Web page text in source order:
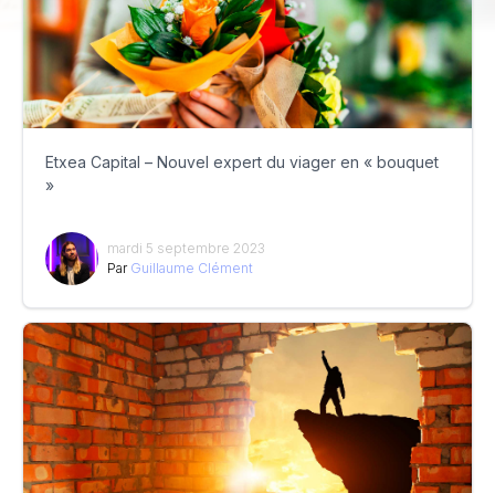
Etxea Capital – Nouvel expert du viager en « bouquet
»
mardi 5 septembre 2023
Par Guillaume Clément